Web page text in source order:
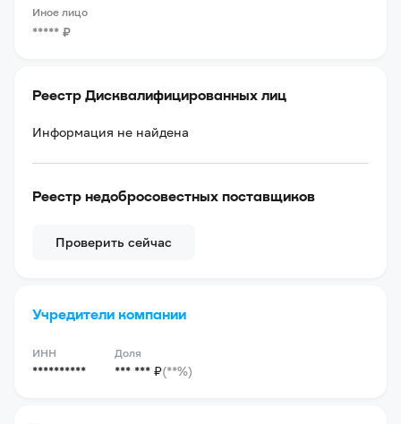
Иное лицо
***** ₽
Реестр Дисквалифицированных лиц
Информация не найдена
Реестр недобросовестных поставщиков
Проверить сейчас
Учредители компании
ИНН
**********
Доля
*** *** ₽(**%)